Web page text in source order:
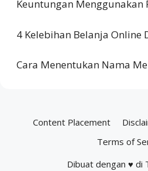
Keuntungan
4 Kelebihan Belanja Online
Cara Menentukan Nama
Content Placement
Terms of
Dibuat dengan ♥ di